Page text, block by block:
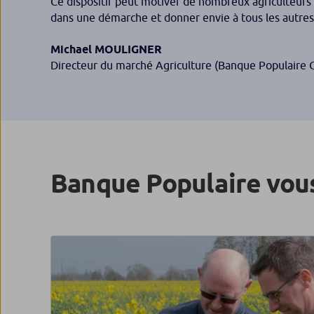
dans une démarche et donner envie à tous les
Michael MOULIGNER
Directeur du marché Agriculture (Banque Populaire
Banque Populaire